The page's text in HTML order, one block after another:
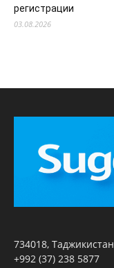
регистрации
03.08.2026
734018,
+992 (37) 238 5877